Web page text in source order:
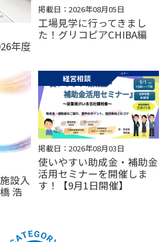
年度
掲載日：2026年08月05日
工場見学に行ってきまし
た！グリコピアCHIBA編
設入
浩
経営相談
掲載日：2026年08月03日
使いやすい助成金・補助金
活用セミナーを開催しま
す！【9月1日開催】